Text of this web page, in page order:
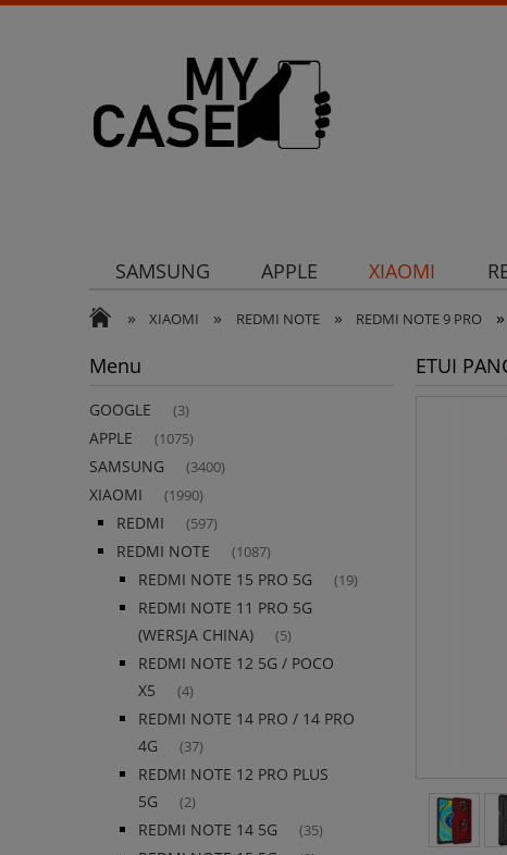
SAMSUNG APPLE XIAOMI
Uchwyty
Ochrona aparatu
» XIAOMI » REDMI NOTE » REDMI NOTE 9 PRO »
Menu
GOOGLE (3)
APPLE (1075)
SAMSUNG (3400)
XIAOMI (1990)
REDMI (597)
REDMI NOTE (1087)
REDMI NOTE 15 PRO 5G (19)
REDMI NOTE 11 PRO 5G
(WERSJA CHINA)
(5)
REDMI NOTE 12 5G / POCO
X5
(4)
REDMI NOTE 14 PRO / 14 PRO
4G
(37)
REDMI NOTE 12 PRO PLUS
5G
(2)
REDMI NOTE 14 5G (35)
ETUI